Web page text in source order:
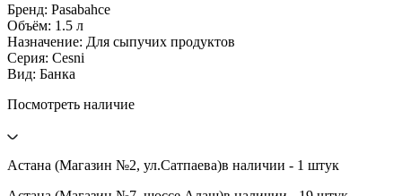
Бренд: Pasabahce
Объём: 1.5 л
Назначение: Для сыпучих продуктов
Серия: Cesni
Вид: Банка
Посмотреть наличие
Астана (Магазин №2, ул.Сатпаева)в наличии - 1 штук